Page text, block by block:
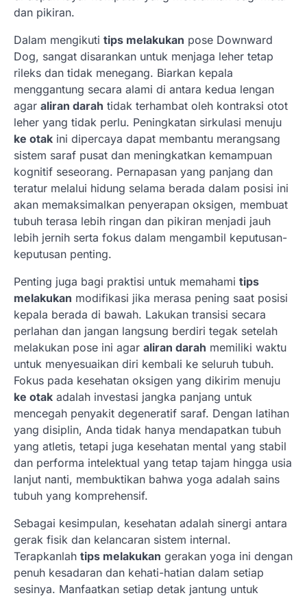
dan pikiran.
Dalam mengikuti tips melakukan pose Downward
Dog, sangat disarankan untuk menjaga leher tetap
rileks dan tidak menegang. Biarkan kepala
menggantung secara alami di antara kedua lengan
agar aliran darah tidak terhambat oleh kontraksi otot
leher yang tidak perlu. Peningkatan sirkulasi menuju
ke otak ini dipercaya dapat membantu merangsang
sistem saraf pusat dan meningkatkan kemampuan
kognitif seseorang. Pernapasan yang panjang dan
teratur melalui hidung selama berada dalam posisi ini
akan memaksimalkan penyerapan oksigen, membuat
tubuh terasa lebih ringan dan pikiran menjadi jauh
lebih jernih serta fokus dalam mengambil keputusan-
keputusan penting.
Penting juga bagi praktisi untuk memahami tips
melakukan modifikasi jika merasa pening saat posisi
kepala berada di bawah. Lakukan transisi secara
perlahan dan jangan langsung berdiri tegak setelah
melakukan pose ini agar aliran darah memiliki waktu
untuk menyesuaikan diri kembali ke seluruh tubuh.
Fokus pada kesehatan oksigen yang dikirim menuju
ke otak adalah investasi jangka panjang untuk
mencegah penyakit degeneratif saraf. Dengan latihan
yang disiplin, Anda tidak hanya mendapatkan tubuh
yang atletis, tetapi juga kesehatan mental yang stabil
dan performa intelektual yang tetap tajam hingga usia
lanjut nanti, membuktikan bahwa yoga adalah sains
tubuh yang komprehensif.
Sebagai kesimpulan, kesehatan adalah sinergi antara
gerak fisik dan kelancaran sistem internal.
Terapkanlah tips melakukan gerakan yoga ini dengan
penuh kesadaran dan kehati-hatian dalam setiap
sesinya. Manfaatkan setiap detak jantung untuk